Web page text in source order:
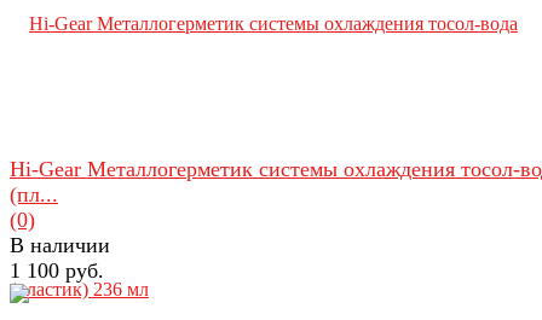
Hi-Gear Металлогерметик системы охлаждения тосол-
(пл...
(0)
В наличии
1 100 руб.